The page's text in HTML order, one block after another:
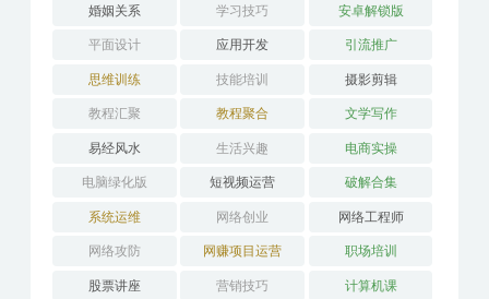
婚姻关系 学习技巧 安卓解锁版
平面设计 应用开发 引流推广
思维训练 技能培训 摄影剪辑
教程汇聚 教程聚合 文学写作
易经风水 生活兴趣 电商实操
电脑绿化版 短视频运营 破解合集
系统运维 网络创业 网络工程师
网络攻防 网赚项目运营 职场培训
股票讲座 营销技巧 计算机课